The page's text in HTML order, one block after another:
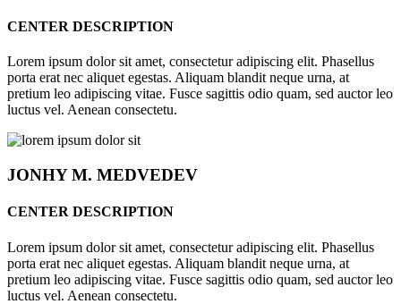
CENTER DESCRIPTION
Lorem ipsum dolor sit amet, consectetur adipiscing elit. Phasellus
porta erat nec aliquet egestas. Aliquam blandit neque urna, at
pretium leo adipiscing vitae. Fusce sagittis odio quam, sed auctor leo
luctus vel. Aenean consectetu.
JONHYM. MEDVEDEV
CENTER DESCRIPTION
Lorem ipsum dolor sit amet, consectetur adipiscing elit. Phasellus
porta erat nec aliquet egestas. Aliquam blandit neque urna, at
pretium leo adipiscing vitae. Fusce sagittis odio quam, sed auctor leo
luctus vel. Aenean consectetu.